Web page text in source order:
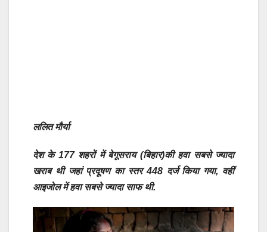
ललित मौर्या
देश के 177 शहरों में बेगूसराय (बिहार)की हवा सबसे ज्यादा
खराब थी जहां प्रदूषण का स्तर 448 दर्ज किया गया, वहीं
आइजोल में हवा सबसे ज्यादा साफ थी.